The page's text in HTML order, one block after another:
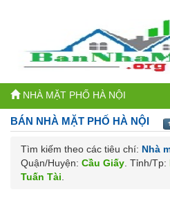
NHÀ MẶT PHỐ HÀ NỘI
BÁN NHÀ MẶT PHỐ HÀ NỘI
Tìm kiếm theo các tiêu chí: Nhà
Quận/Huyện: Cầu Giấy . Tỉnh/Tp:
Tuấn Tài